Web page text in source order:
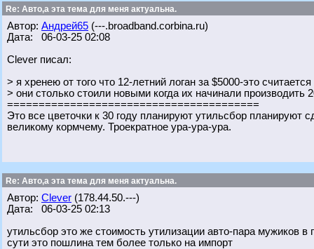
Re: Авто,а эта тема для меня актуальна.
Автор: Андрей65 (---.broadband.corbina.ru)
Дата: 06-03-25 02:08
Clever писал:
> я хренею от того что 12-летний логан за $5000-это
> они столько стоили новыми когда их начинали производить
========================================
Это все цветочки к 30 году планируют утильсбор планируют
великому кормчему. Троекратное ура-ура-ура.
Re: Авто,а эта тема для меня актуальна.
Автор: Clever (178.44.50.---)
Дата: 06-03-25 02:13
утильсбор это же стоимость утилизации авто-пара мужиков
сути это пошлина тем более только на импорт